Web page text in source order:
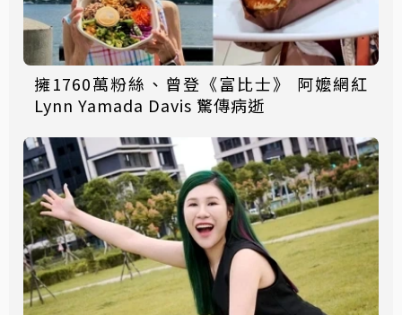
擁1760萬粉絲、曾登《富比士》 阿嬤網紅
Lynn Yamada Davis 驚傳病逝